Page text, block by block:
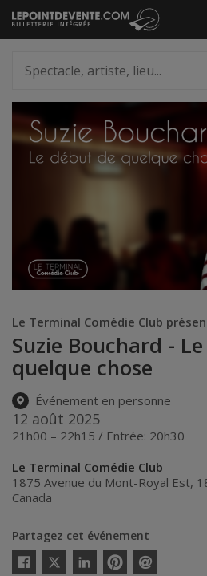
Passer
au
artiste,
lieu...
Le Terminal Comédie Club
Suzie Bouchard -
quelque chose
Événement en personne
12 août 2025
21h00 – 22h15 / Entrée: 20h30
Le Terminal Comédie Club
1875 Avenue du Mont-Royal Est,
Canada
Partagez cet événement
Twitter